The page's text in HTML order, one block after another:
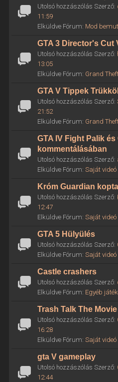
Utolsó hozzászólás Szerző:
11:59
Elküldve Fórum: Mod
GTA 3 Director's Cut
Utolsó hozzászólás Szerző:
13:05
Elküldve Fórum: Grand
GTA V Tippek
Utolsó hozzászólás Szerző:
21:52
Elküldve Fórum: Grand
GTA IV Fight Palik
kommentálásában
Utolsó hozzászólás Szerző:
Elküldve Fórum: Saját videó
Króm Guardian
Utolsó hozzászólás Szerző:
12:47
Elküldve Fórum: Saját videó
GTA 5 Hülyülés
Utolsó hozzászólás Szerző:
Elküldve Fórum: Saját videó
Castle crashers
Utolsó hozzászólás Szerző:
Elküldve Fórum: Egyéb
Trash Talk The Movie
Utolsó hozzászólás Szerző:
16:28
Elküldve Fórum: Saját videó
gta V gameplay
Utolsó hozzászólás Szerző:
12:44